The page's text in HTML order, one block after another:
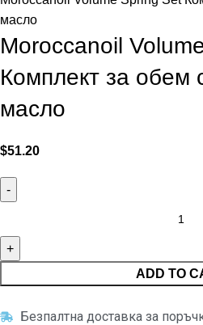
масло
Moroccanoil
Комплект за обем
масло
$51.20
ADD TO
Безпалтна доставка за